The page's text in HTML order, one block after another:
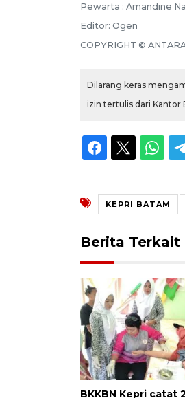
Pewarta : Amandine
Editor: Ogen
COPYRIGHT ©
Dilarang keras
izin tertulis dari Kantor
KEPRI BATAM
Berita Terkait
BKKBN Kepri catat